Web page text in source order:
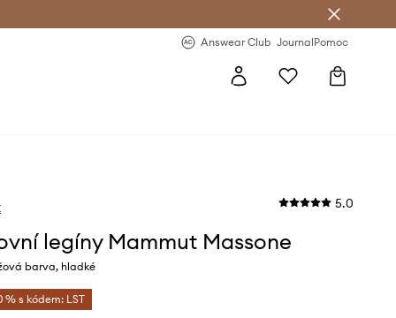
Answear Club JournalPomoc
5.0
legíny Mammut Massone
barva, hladké
% s kódem: LST